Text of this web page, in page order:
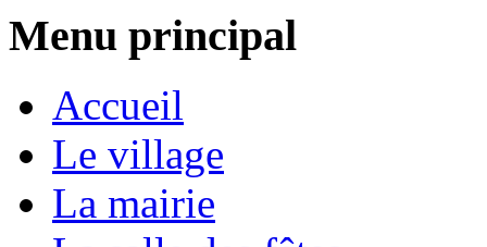
Menu principal
Accueil
Le village
La mairie